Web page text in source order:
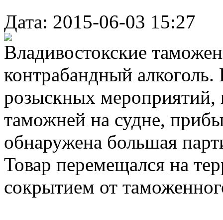
Дата: 2015-06-03 15:27
Владивостокские
контрабандный алкоголь.
розыскных мероприятий,
таможней на судне,
обнаружена большая
Товар перемещался на
сокрытием от